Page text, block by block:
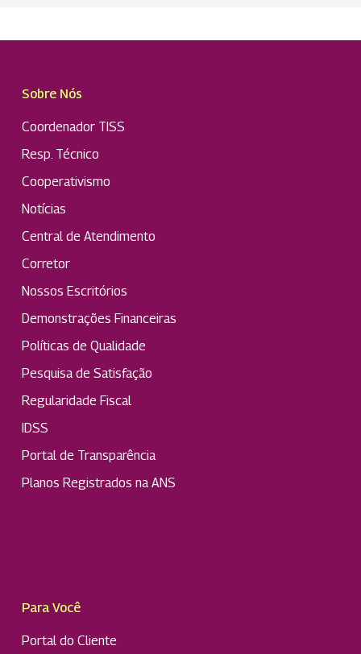
Sobre Nós
Coordenador TISS
Resp. Técnico
Cooperativismo
Notícias
Central de Atendimento
Corretor
Nossos Escritórios
Demonstrações Financeiras
Políticas de Qualidade
Pesquisa de Satisfação
Regularidade Fiscal
IDSS
Portal de Transparência
Planos Registrados na ANS
Para Você
Portal do Cliente